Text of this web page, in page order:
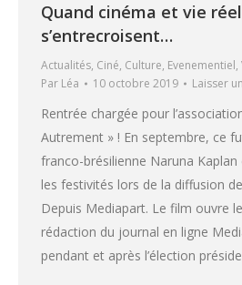
Quand cinéma et vie
s’entrecroisent…
Actualités, Ciné, Culture, Evenementiel,
Par Léa 10 octobre 2019 Laisser
Rentrée chargée pour
Autrement » ! En septembre, ce
franco-brésilienne Naruna
les festivités lors de la diffusion
Depuis Mediapart. Le film ouvre
rédaction du journal en ligne
pendant et après l’élection